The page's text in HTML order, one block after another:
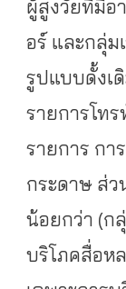
ผู้สูงวัยที่มีอ
อร์ และกลุ่ม
รูปแบบดั้งเ
รายการโท
รายการ ก
กระดาษ ส่
น้อยกว่า (ก
บริโภคสื่อห